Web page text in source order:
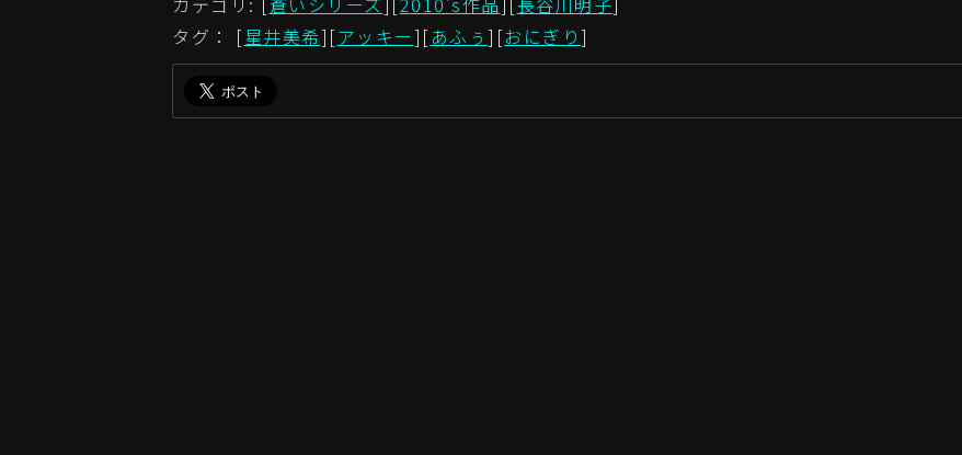
タグ： [星井美希][アッキー][あふぅ ][おにぎり]